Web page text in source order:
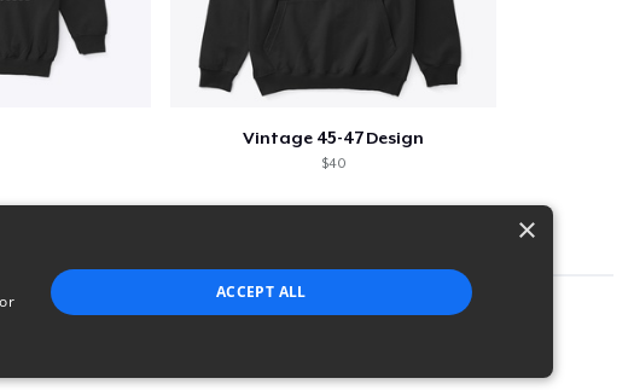
Vintage 45-47 Design
$40
×
ACCEPT ALL